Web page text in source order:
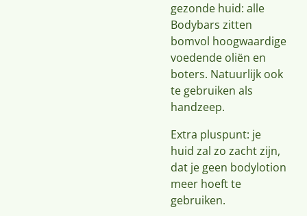
gezonde huid: alle
Bodybars zitten
bomvol hoogwaardige
voedende oliën en
boters. Natuurlijk ook
te gebruiken als
handzeep.
Extra pluspunt: je
huid zal zo zacht zijn,
dat je geen bodylotion
meer hoeft te
gebruiken.